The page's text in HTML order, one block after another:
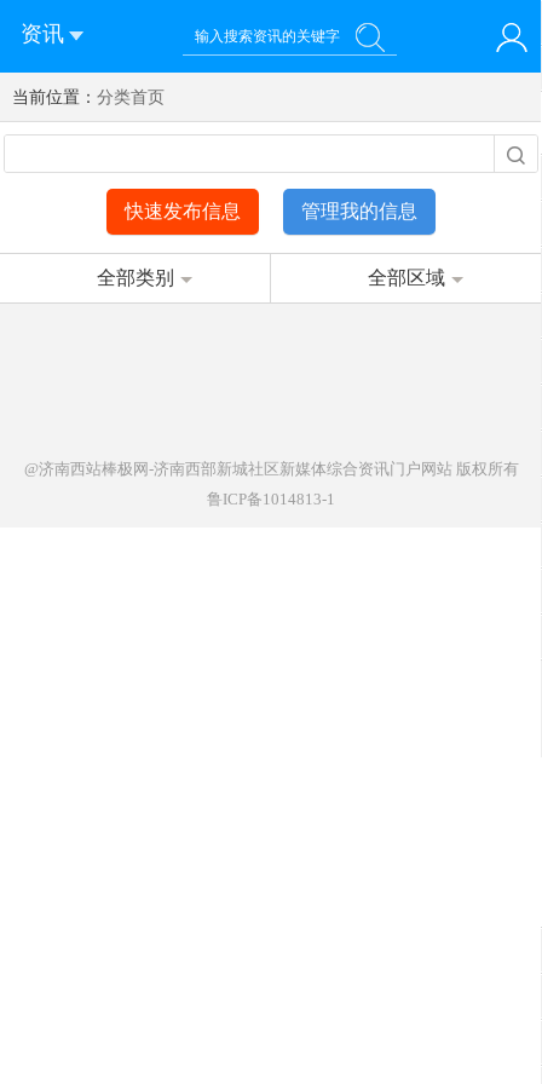
资讯
您好！欢迎来到济南西站棒极网-济南西部新城社区新媒体综
合资讯门户网站
登录 注册 微信快速登录
当前位置： 分类首页
快速发布信息 管理我的信息
全部类别 全部区域
@济南西站棒极网-济南西部新城社区新媒体综合资讯门户网站版权所有
鲁ICP备1014813-1